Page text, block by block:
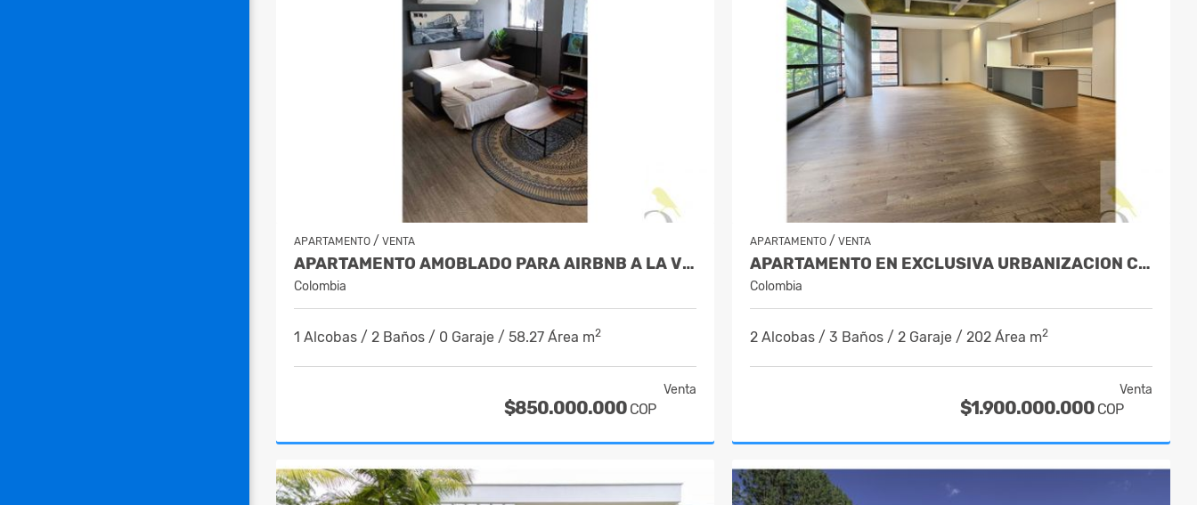
APARTAMENTO / VENTA
APARTAMENTO AMOBLADO PARA AIRBNB A LA VENTA EN ASTORGA EN EL POBLADO
Colombia
1 Alcobas / 2 Baños / 0 Garaje / 58.27 Área m2
Venta
$850.000.000 COP
APARTAMENTO / VENTA
APARTAMENTO EN EXCLUSIVA URBANIZACION CERCA DEL CAMPESTRE
Colombia
2 Alcobas / 3 Baños / 2 Garaje / 202 Área m2
Venta
$1.900.000.000 COP